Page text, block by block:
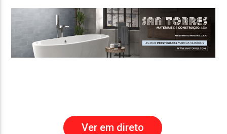
Ver em direto